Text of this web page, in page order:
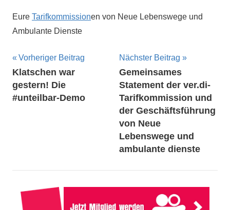
Eure Tarifkommissionen von Neue Lebenswege und
Ambulante Dienste
Beitragsnavigation
Vorheriger Beitrag
Klatschen war
gestern! Die
#unteilbar-Demo
Nächster Beitrag
Gemeinsames
Statement der ver.di-
Tarifkommission und
der Geschäftsführung
von Neue
Lebenswege und
ambulante dienste